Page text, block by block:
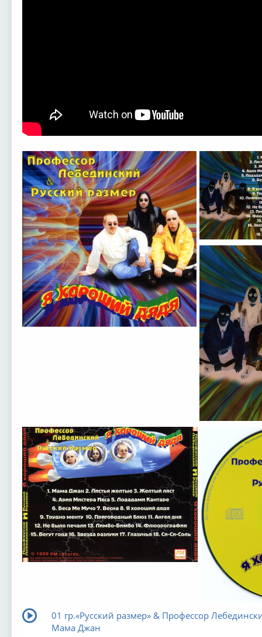
01 гр.«Русский размер» & Профессор
Мама Джан